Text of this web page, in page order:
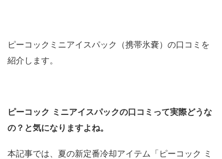
ピーコックミニアイスパック（携帯氷嚢）の口コミを
紹介します。
ピーコック ミニアイスパックの口コミって実際どうな
の？と気になりますよね。
本記事では、夏の新定番冷却アイテム「ピーコック ミ